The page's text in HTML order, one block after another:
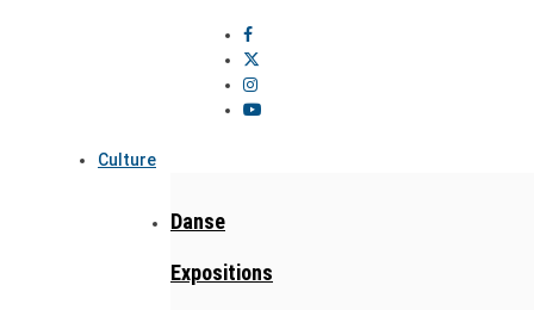
Culture
Danse
Expositions